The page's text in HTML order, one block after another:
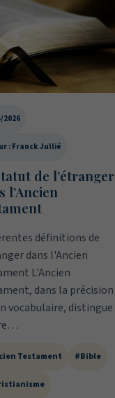
2026
: Franck Jullié
de l’étranger
l’Ancien
définitions de
dans l'Ancien
L'Ancien
dans la précision
vocabulaire, distingue
Testament #Bible